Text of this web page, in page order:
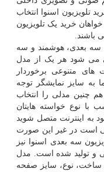
تلویزیون اسنوا انتخاب
خرید یک تلویزیون
باشند.
سه بعدی، هوشمند و سه
می شود هر یک از مدل
های متنوعی برخوردار
به سایز نمایشگر توجه
هم چنین مدلی را انتخاب
با نوع خواسته هایتان
به اینترنت متصل شوید
است در غیر این صورت
سه بعدی اسنوا نیز
و تولید شده است. مدل
ساخت، نوع، سایز صفحه